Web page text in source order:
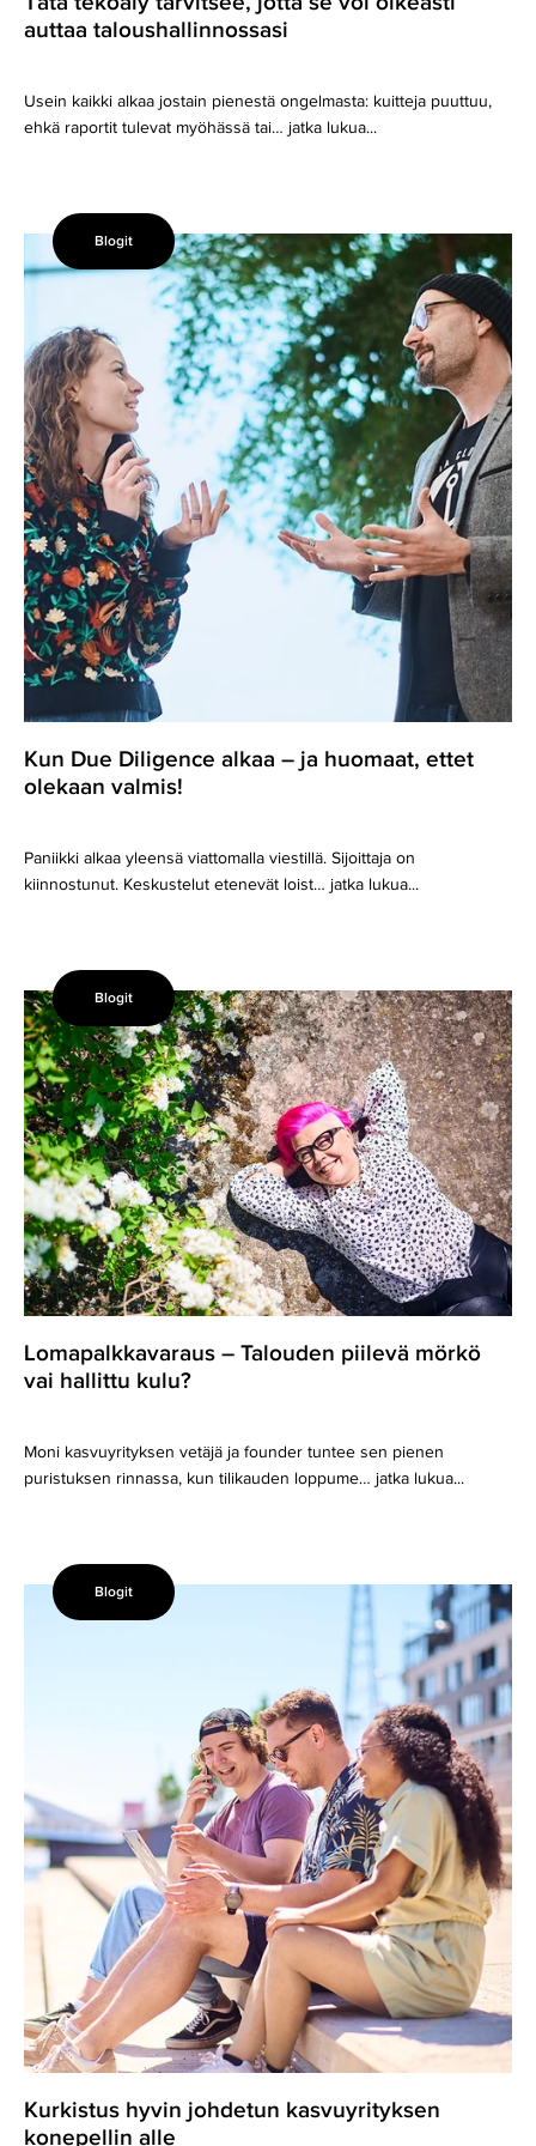
auttaa taloushallinnossasi
Usein kaikki alkaa jostain pienestä ongelmasta: kuitteja puuttuu,
ehkä raportit tulevat myöhässä tai… jatka lukua...
Kun
Due
alkaa
–
ja
huomaat,
ettet
olekaan
valmis!
Blogit
Kun Due Diligence alkaa – ja huomaat, ettet
olekaan valmis!
Paniikki alkaa yleensä viattomalla viestillä. Sijoittaja on
kiinnostunut. Keskustelut etenevät loist… jatka lukua...
Lomapalkkavaraus
–
Talouden
piilevä
mörkö
vai
hallittu
kulu?
Blogit
Lomapalkkavaraus – Talouden piilevä mörkö
vai hallittu kulu?
Moni kasvuyrityksen vetäjä ja founder tuntee sen pienen
puristuksen rinnassa, kun tilikauden loppume… jatka lukua...
KurkistusBlogit
Kurkistus hyvin johdetun kasvuyrityksen
konepellin alle